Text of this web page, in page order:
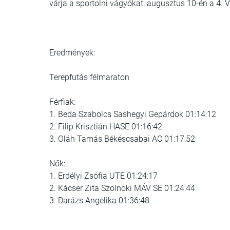
várja a sportolni vágyókat, augusztus 10-én a 4.
Eredmények:
Terepfutás félmaraton
Férfiak:
1. Beda Szabolcs Sashegyi Gepárdok 01:14:12
2. Filip Krisztián HASE 01:16:42
3. Oláh Tamás Békéscsabai AC 01:17:52
Nők:
1. Erdélyi Zsófia UTE 01:24:17
2. Kácser Zita Szolnoki MÁV SE 01:24:44
3. Darázs Angelika 01:36:48